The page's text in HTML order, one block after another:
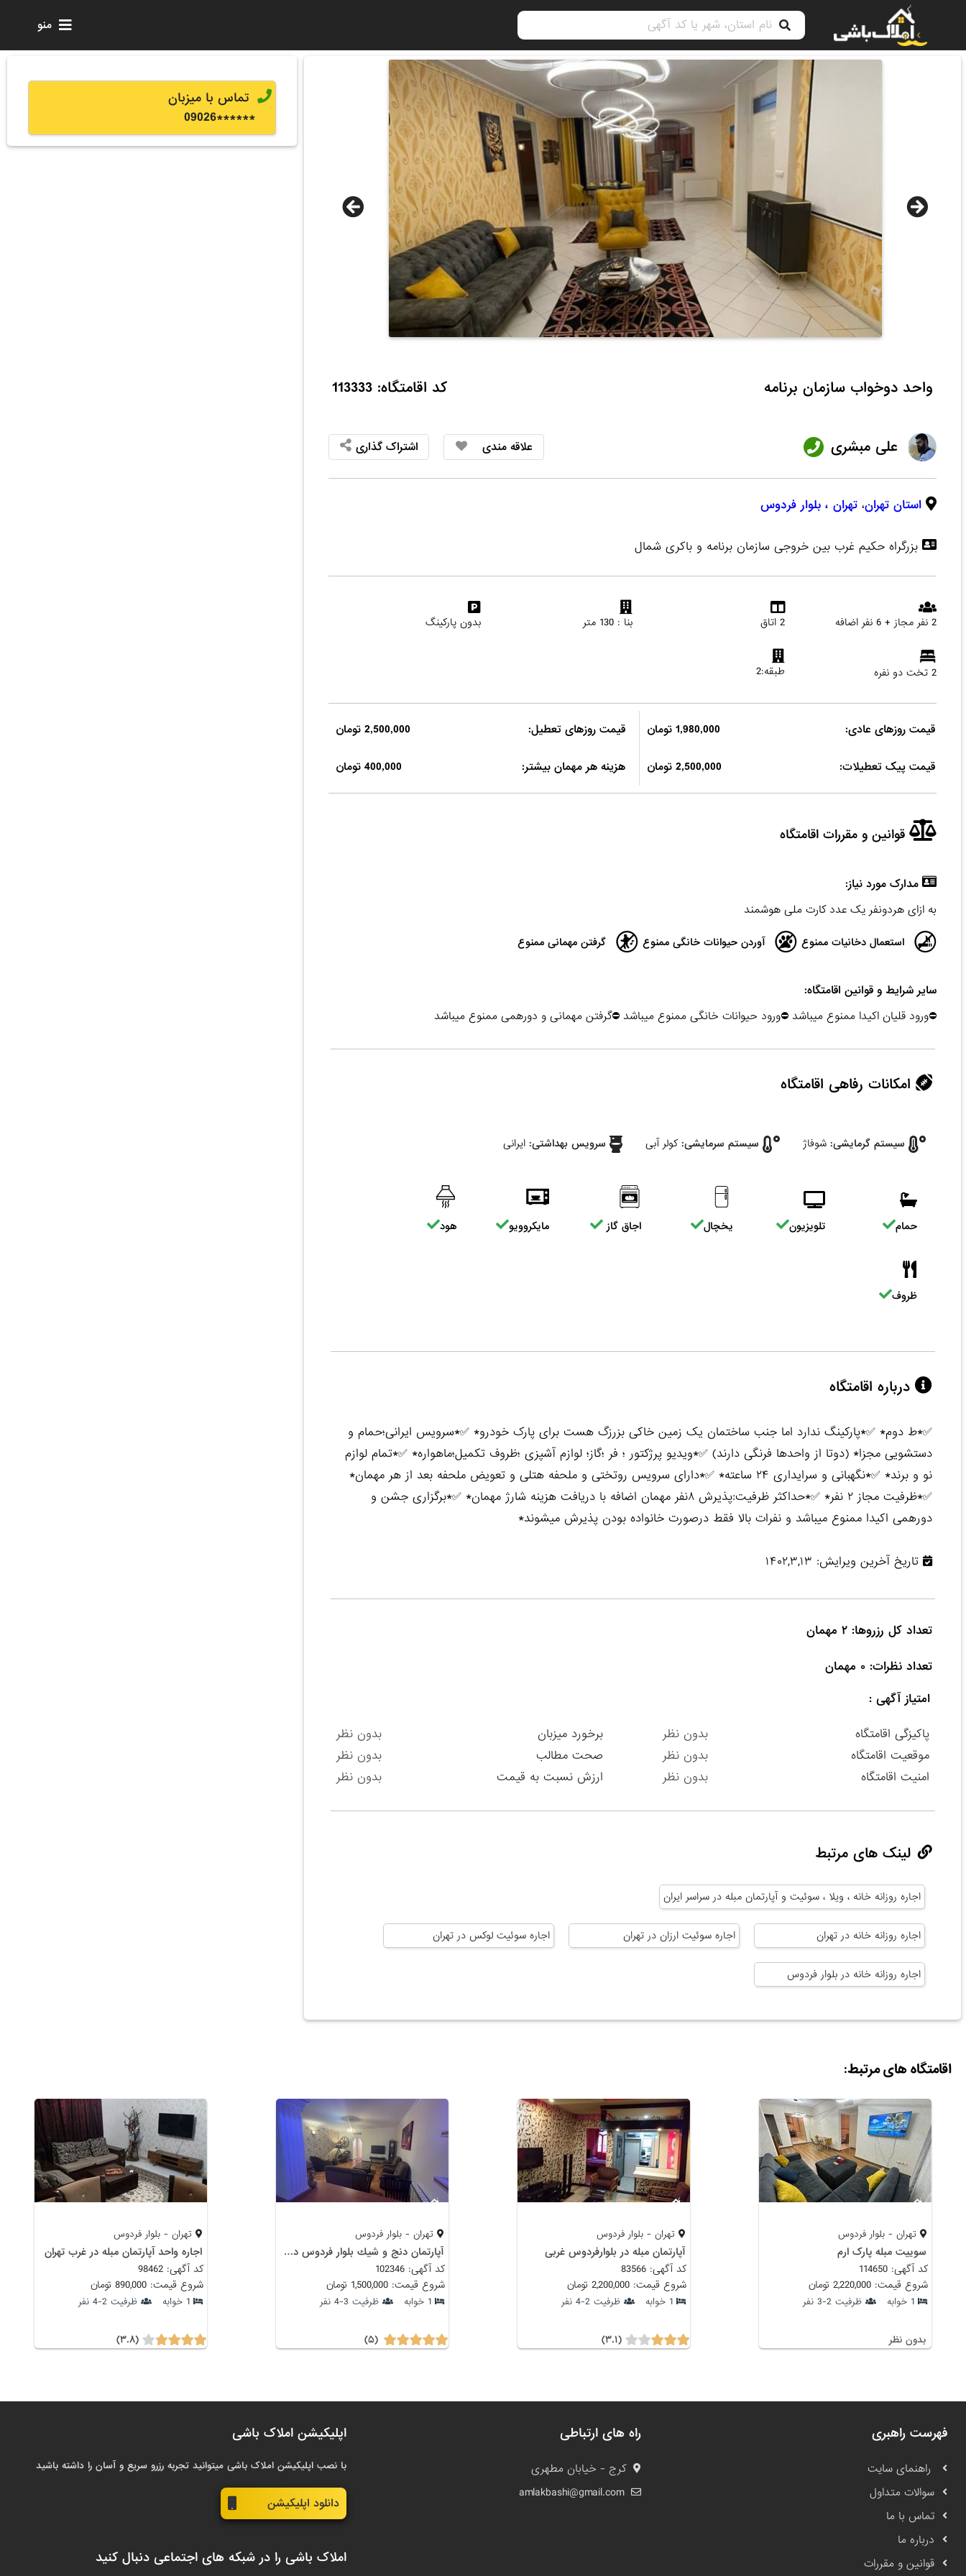
منو
واحد دوخواب سازمان برنامه کد اقامتگاه: 113333
علی مبشری علاقه مندی اشتراک گذاری
استان تهران، تهران ، بلوار فردوس
بزرگراه حکیم غرب بین خروجی سازمان برنامه و باکری شمال
2 نفر مجاز + 6 نفر اضافه 2 اتاق بنا : 130 متر بدون پارکینگ
2 تخت دو نفره طبقه:2
قیمت روزهای عادی: 1,980,000 تومان قیمت روزهای تعطیل: 2,500,000 تومان
قیمت پیک تعطیلات: 2,500,000 تومان هزینه هر مهمان بیشتر: 400,000 تومان
قوانین و مقررات اقامتگاه
مدارک مورد نیاز:
به ازای هردونفر یک عدد کارت ملی هوشمند
استعمال دخانیات ممنوع آوردن حیوانات خانگی ممنوع گرفتن مهمانی ممنوع
سایر شرایط و قوانین اقامتگاه:
⛔ورود قلیان اکیدا ممنوع میباشد ⛔ورود حیوانات خانگی ممنوع میباشد ⛔گرفتن مهمانی و دورهمی ممنوع میباشد
امکانات رفاهی اقامتگاه
سیستم گرمایشی: شوفاژ سیستم سرمایشی: کولر آبی سرویس بهداشتی: ایرانی
حمام تلویزیون یخچال اجاق گاز مایکروویو هود
ظروف
درباره اقامتگاه
✅*ط دوم* ✅*پارکینگ ندارد اما جنب ساختمان یک زمین خاکی بزرزگ هست برای پارک خودرو* ✅*سرویس ایرانی؛حمام و
دستشویی مجزا* (دوتا از واحدها فرنگی دارند) ✅*ویدیو پرژکتور ؛ فر ؛گاز؛ لوازم آشپزی ؛ظروف تکمیل؛ماهواره* ✅*تمام لوازم
نو و برند* ✅*نگهبانی و سرایداری ۲۴ ساعته* ✅*دارای سرویس روتختی و ملحفه هتلی و تعویض ملحفه بعد از هر مهمان*
✅*ظرفیت مجاز ۲ نفر* ✅*حداکثر ظرفیت:پذیرش ۸نفر مهمان اضافه با دریافت هزینه شارژ مهمان* ✅*برگزاری جشن و
دورهمی اکیدا ممنوع میباشد و نفرات بالا فقط درصورت خانواده بودن پذیرش میشوند*
تاریخ آخرین ویرایش: ۱۴۰۲,۳,۱۳
تعداد نظرات: ۰ مهمان
امتیاز آگهی :
پاکیزگی اقامتگاه
بدون نظر برخورد میزبان
بدون نظر
موقعیت اقامتگاه
بدون نظر صحت مطالب
بدون نظر
امنیت اقامتگاه
بدون نظر ارزش نسبت به قیمت بدون نظر
لینک های مرتبط
اجاره روزانه خانه ، ویلا ، سوئیت و آپارتمان مبله در سراسر ایران
اجاره روزانه خانه در تهران اجاره سوئیت ارزان در تهران اجاره سوئیت لوکس در تهران
اجاره روزانه خانه در بلوار فردوس
تماس با میزبان
******
09026
اقامتگاه های مرتبط:
تهران - بلوار فردوس
سوییت مبله پارک ارم
کد آگهی: 114650
شروع قیمت: 2,220,000 تومان
1 خوابه ظرفیت 2-3 نفر
بدون نظر
تهران - بلوار فردوس
آپارتمان مبله در بلوارفردوس غربی
کد آگهی: 83566
شروع قیمت: 2,200,000 تومان
1 خوابه ظرفیت 2-4 نفر
(۳.۱)
تهران - بلوار فردوس
آپارتمان دنج و شيك بلوار فردوس دسترسي بسيار خوب
کد آگهی: 102346
شروع قیمت: 1,500,000 تومان
1 خوابه ظرفیت 3-4 نفر
(۵)
تهران - بلوار فردوس
اجاره واحد آپارتمان مبله در غرب تهران
کد آگهی: 98462
شروع قیمت: 890,000 تومان
1 خوابه ظرفیت 2-4 نفر
(۳.۸)
فهرست راهبری
راهنمای سایت
سوالات متداول
تماس با ما
درباره ما
قوانین و مقررات
راه های ارتباطی
کرج - خیابان مطهری
amlakbashi@gmail.com
اپلیکیشن املاک باشی
با نصب اپلیکیشن املاک باشی میتوانید تجربه رزرو سریع و آسان را داشته باشید
دانلود اپلیکیشن
املاک باشی را در شبکه های اجتماعی دنبال کنید